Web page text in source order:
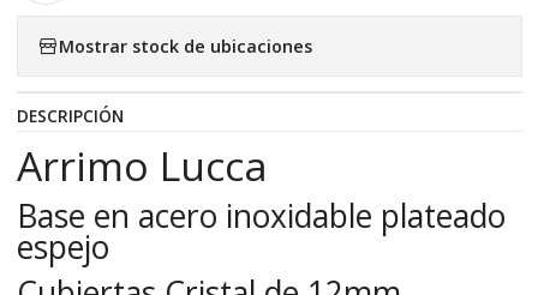
Mostrar stock de ubicaciones
DESCRIPCIÓN
Arrimo Lucca
Base en acero inoxidable plateado
espejo